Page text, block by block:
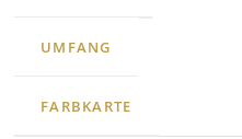
UMFANG
FARBKARTE